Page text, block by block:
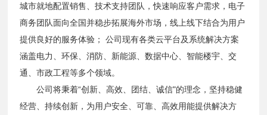
城市就地配置销售、技术支持团队，快速响应客户需求，电子
商务团队面向全国并稳步拓展海外市场，线上线下结合为用户
提供良好的服务体验； 公司现有各类云平台及系统解决方案
涵盖电力、环保、消防、新能源、数据中心、智能楼宇、交
通、市政工程等多个领域。
公司将秉着“创新、高效、团结、诚信"的理念，坚持稳健
经营、持续创新，为用户安全、可靠、高效用能提供解决方